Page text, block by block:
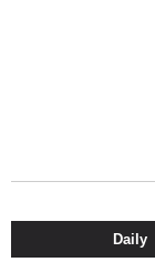
Daily